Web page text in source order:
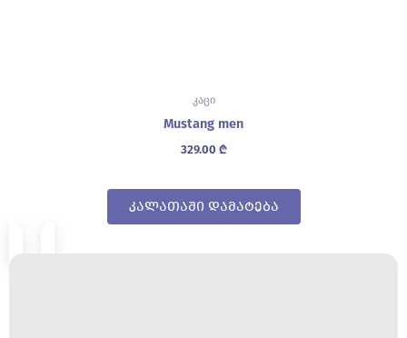
კაცი
Mustang men
329.00 ₾
კალათაში დამატება